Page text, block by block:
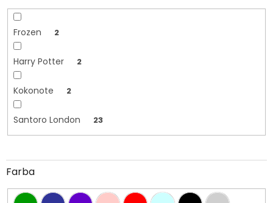
Frozen 2
Harry Potter 2
Kokonote 2
Santoro London 23
Farba